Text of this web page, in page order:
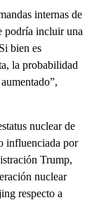
internas de
podría incluir una
bien es
la probabilidad
nuclear de
influenciada por
Trump,
nuclear
respecto a